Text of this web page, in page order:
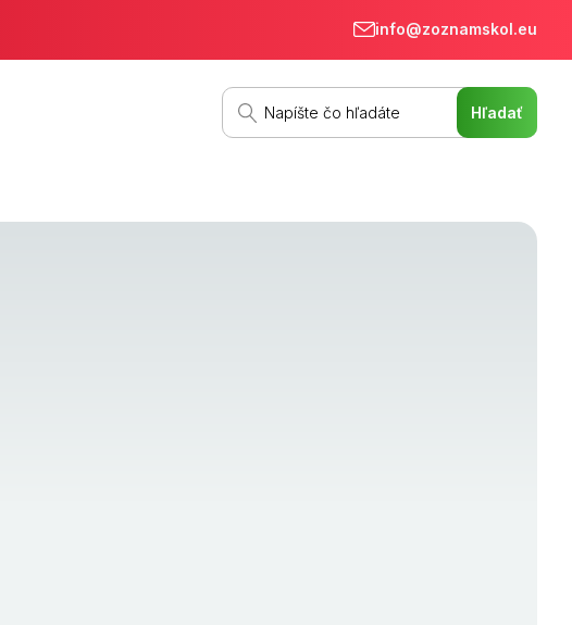
info@zoznamskol.eu